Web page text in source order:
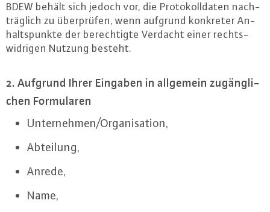
BDEW behält sich jedoch vor, die Pro­to­koll­da­ten nach­
träg­lich zu über­prü­fen, wenn aufgrund konkreter An­
halts­punk­te der be­rech­tig­te Verdacht einer rechts­
wid­ri­gen Nutzung besteht.
2. Aufgrund Ihrer Eingaben in allgemein zu­gäng­li­
chen For­mu­la­ren
Un­ter­neh­men/Or­ga­ni­sa­ti­on,
Abteilung,
Anrede,
Name,